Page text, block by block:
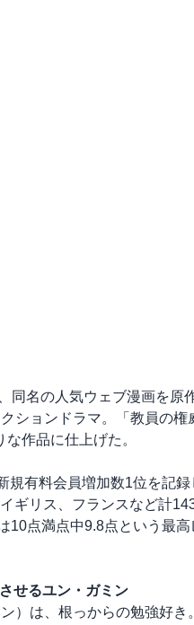
同名の人気ウェブ漫画を原
ションドラマ。「教員の
作品に仕上げた。
規有料会員増加数1位を記
ギリス、フランスなど計
10点満点中9.8点という最
せるユン・ガミン
）は、根っからの勉強好き